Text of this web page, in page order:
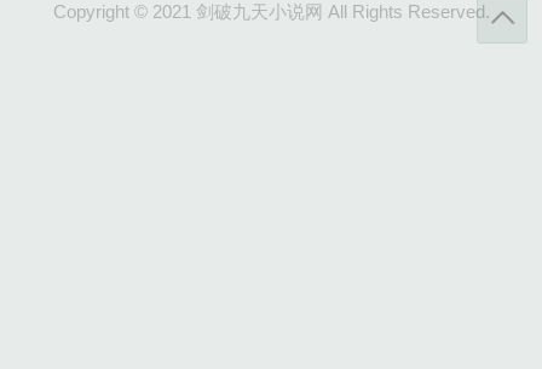
Copyright © 2021 剑破九天小说网 All Rights Reserved.